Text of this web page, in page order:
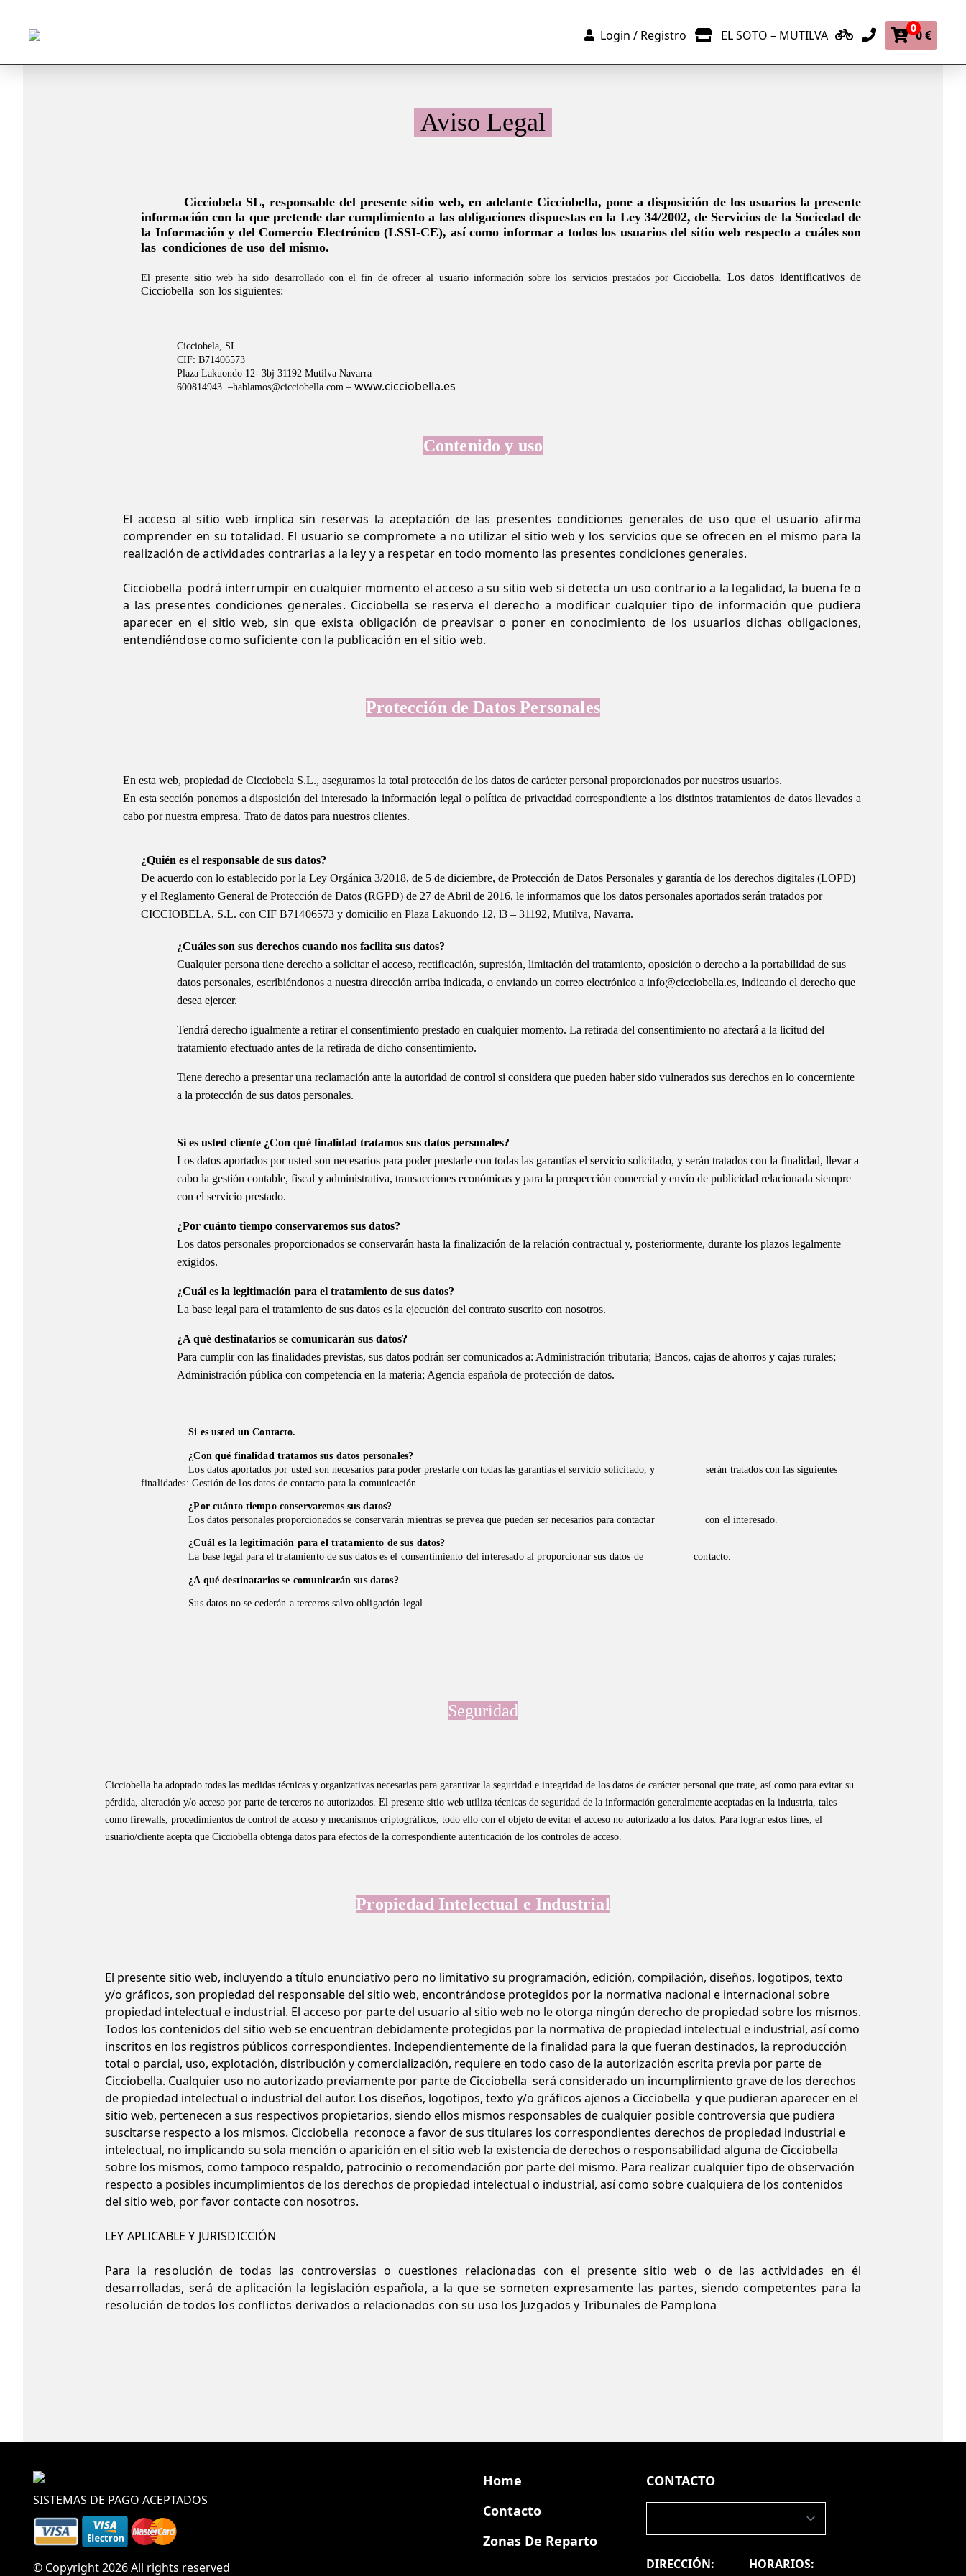
Login / Registro EL SOTO – MUTILVA 00 €
Aviso Legal
Cicciobela SL, responsable del presente sitio web, en adelante Cicciobella, pone a disposición de los usuarios la presente
información con la que pretende dar cumplimiento a las obligaciones dispuestas en la Ley 34/2002, de Servicios de la Sociedad de
la Información y del Comercio Electrónico (LSSI-CE), así como informar a todos los usuarios del sitio web respecto a cuáles son
las condiciones de uso del mismo.
El presente sitio web ha sido desarrollado con el fin de ofrecer al usuario información sobre los servicios prestados por Cicciobella. Los datos identificativos de
Cicciobella  son los siguientes:
Cicciobela, SL.
CIF: B71406573
Plaza Lakuondo 12- 3bj 31192 Mutilva Navarra
600814943  –hablamos@cicciobella.com – www.cicciobella.es
Contenido y uso
El acceso al sitio web implica sin reservas la aceptación de las presentes condiciones generales de uso que el usuario afirma
comprender en su totalidad. El usuario se compromete a no utilizar el sitio web y los servicios que se ofrecen en el mismo para la
realización de actividades contrarias a la ley y a respetar en todo momento las presentes condiciones generales.
Cicciobella podrá interrumpir en cualquier momento el acceso a su sitio web si detecta un uso contrario a la legalidad, la buena fe o
a las presentes condiciones generales. Cicciobella se reserva el derecho a modificar cualquier tipo de información que pudiera
aparecer en el sitio web, sin que exista obligación de preavisar o poner en conocimiento de los usuarios dichas obligaciones,
entendiéndose como suficiente con la publicación en el sitio web.
Protección de Datos Personales
En esta web, propiedad de Cicciobela S.L., aseguramos la total protección de los datos de carácter personal proporcionados por nuestros usuarios.
En esta sección ponemos a disposición del interesado la información legal o política de privacidad correspondiente a los distintos tratamientos de datos llevados a
cabo por nuestra empresa. Trato de datos para nuestros clientes.
¿Quién es el responsable de sus datos?
De acuerdo con lo establecido por la Ley Orgánica 3/2018, de 5 de diciembre, de Protección de Datos Personales y garantía de los derechos digitales (LOPD)
y el Reglamento General de Protección de Datos (RGPD) de 27 de Abril de 2016, le informamos que los datos personales aportados serán tratados por
CICCIOBELA, S.L. con CIF B71406573 y domicilio en Plaza Lakuondo 12, l3 – 31192, Mutilva, Navarra.
¿Cuáles son sus derechos cuando nos facilita sus datos?
Cualquier persona tiene derecho a solicitar el acceso, rectificación, supresión, limitación del tratamiento, oposición o derecho a la portabilidad de sus
datos personales, escribiéndonos a nuestra dirección arriba indicada, o enviando un correo electrónico a info@cicciobella.es, indicando el derecho que
desea ejercer.
Tendrá derecho igualmente a retirar el consentimiento prestado en cualquier momento. La retirada del consentimiento no afectará a la licitud del
tratamiento efectuado antes de la retirada de dicho consentimiento.
Tiene derecho a presentar una reclamación ante la autoridad de control si considera que pueden haber sido vulnerados sus derechos en lo concerniente
a la protección de sus datos personales.
Si es usted cliente ¿Con qué finalidad tratamos sus datos personales?
Los datos aportados por usted son necesarios para poder prestarle con todas las garantías el servicio solicitado, y serán tratados con la finalidad, llevar a
cabo la gestión contable, fiscal y administrativa, transacciones económicas y para la prospección comercial y envío de publicidad relacionada siempre
con el servicio prestado.
¿Por cuánto tiempo conservaremos sus datos?
Los datos personales proporcionados se conservarán hasta la finalización de la relación contractual y, posteriormente, durante los plazos legalmente
exigidos.
¿Cuál es la legitimación para el tratamiento de sus datos?
La base legal para el tratamiento de sus datos es la ejecución del contrato suscrito con nosotros.
¿A qué destinatarios se comunicarán sus datos?
Para cumplir con las finalidades previstas, sus datos podrán ser comunicados a: Administración tributaria; Bancos, cajas de ahorros y cajas rurales;
Administración pública con competencia en la materia; Agencia española de protección de datos.
Si es usted un Contacto.
¿Con qué finalidad tratamos sus datos personales?
Los datos aportados por usted son necesarios para poder prestarle con todas las garantías el servicio solicitado, y
serán tratados con las siguientes
finalidades: Gestión de los datos de contacto para la comunicación.
¿Por cuánto tiempo conservaremos sus datos?
Los datos personales proporcionados se conservarán mientras se prevea que pueden ser necesarios para contactar
con el interesado.
¿Cuál es la legitimación para el tratamiento de sus datos?
La base legal para el tratamiento de sus datos es el consentimiento del interesado al proporcionar sus datos de
contacto.
¿A qué destinatarios se comunicarán sus datos?
Sus datos no se cederán a terceros salvo obligación legal.
Seguridad
Cicciobella ha adoptado todas las medidas técnicas y organizativas necesarias para garantizar la seguridad e integridad de los datos de carácter personal que trate, así como para evitar su
pérdida, alteración y/o acceso por parte de terceros no autorizados. El presente sitio web utiliza técnicas de seguridad de la información generalmente aceptadas en la industria, tales
como firewalls, procedimientos de control de acceso y mecanismos criptográficos, todo ello con el objeto de evitar el acceso no autorizado a los datos. Para lograr estos fines, el
usuario/cliente acepta que Cicciobella obtenga datos para efectos de la correspondiente autenticación de los controles de acceso.
Propiedad Intelectual e Industrial
El presente sitio web, incluyendo a título enunciativo pero no limitativo su programación, edición, compilación, diseños, logotipos, texto
y/o gráficos, son propiedad del responsable del sitio web, encontrándose protegidos por la normativa nacional e internacional sobre
propiedad intelectual e industrial. El acceso por parte del usuario al sitio web no le otorga ningún derecho de propiedad sobre los mismos.
Todos los contenidos del sitio web se encuentran debidamente protegidos por la normativa de propiedad intelectual e industrial, así como
inscritos en los registros públicos correspondientes. Independientemente de la finalidad para la que fueran destinados, la reproducción
total o parcial, uso, explotación, distribución y comercialización, requiere en todo caso de la autorización escrita previa por parte de
Cicciobella. Cualquier uso no autorizado previamente por parte de Cicciobella será considerado un incumplimiento grave de los derechos
de propiedad intelectual o industrial del autor. Los diseños, logotipos, texto y/o gráficos ajenos a Cicciobella y que pudieran aparecer en el
sitio web, pertenecen a sus respectivos propietarios, siendo ellos mismos responsables de cualquier posible controversia que pudiera
suscitarse respecto a los mismos. Cicciobella reconoce a favor de sus titulares los correspondientes derechos de propiedad industrial e
intelectual, no implicando su sola mención o aparición en el sitio web la existencia de derechos o responsabilidad alguna de Cicciobella
sobre los mismos, como tampoco respaldo, patrocinio o recomendación por parte del mismo. Para realizar cualquier tipo de observación
respecto a posibles incumplimientos de los derechos de propiedad intelectual o industrial, así como sobre cualquiera de los contenidos
del sitio web, por favor contacte con nosotros.
LEY APLICABLE Y JURISDICCIÓN
Para la resolución de todas las controversias o cuestiones relacionadas con el presente sitio web o de las actividades en él
desarrolladas, será de aplicación la legislación española, a la que se someten expresamente las partes, siendo competentes para la
resolución de todos los conflictos derivados o relacionados con su uso los Juzgados y Tribunales de Pamplona
Zonas de Reparto
689170081
SISTEMAS DE PAGO ACEPTADOS
© Copyright 2026 All rights reserved
Home
Contacto
Zonas De Reparto
CONTACTO
DIRECCIÓN: HORARIOS: